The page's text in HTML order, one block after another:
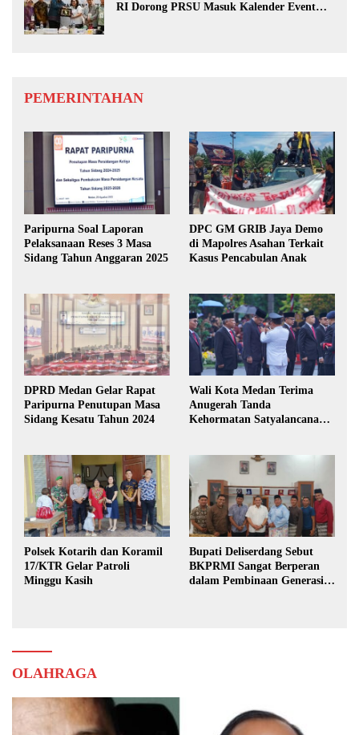
RI Dorong PRSU Masuk Kalender Event
PEMERINTAHAN
Paripurna Soal Laporan
Pelaksanaan Reses 3 Masa
Sidang Tahun Anggaran 2025
DPC GM GRIB Jaya Demo
di Mapolres Asahan Terkait
Kasus Pencabulan Anak
DPRD Medan Gelar Rapat
Paripurna Penutupan Masa
Sidang Kesatu Tahun 2024
Wali Kota Medan Terima
Anugerah Tanda
Kehormatan Satyalancana
Polsek Kotarih dan Koramil
17/KTR Gelar Patroli
Minggu Kasih
Bupati Deliserdang Sebut
BKPRMI Sangat Berperan
dalam Pembinaan Generasi
OLAHRAGA